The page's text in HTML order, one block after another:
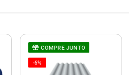
COMPRE JUNTO
-6%